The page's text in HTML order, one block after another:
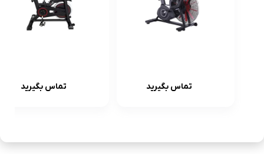
باشگاهی
82109 (قیمت +
تماس بگیرید
پروفیتنس
دلR-97501
تماس بگیرید